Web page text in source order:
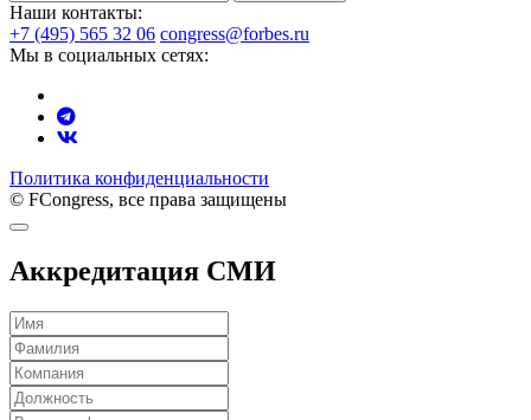
Наши контакты:
+7 (495) 565 32 06 congress@forbes.ru
Мы в социальных сетях:
Политика конфиденциальности
© FCongress, все права защищены
Аккредитация СМИ